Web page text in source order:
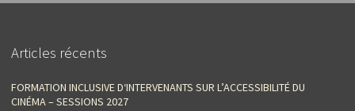
Articles récents
FORMATION INCLUSIVE D‘INTERVENANTS SUR L’ACCESSIBILITÉ DU
CINÉMA – SESSIONS 2027